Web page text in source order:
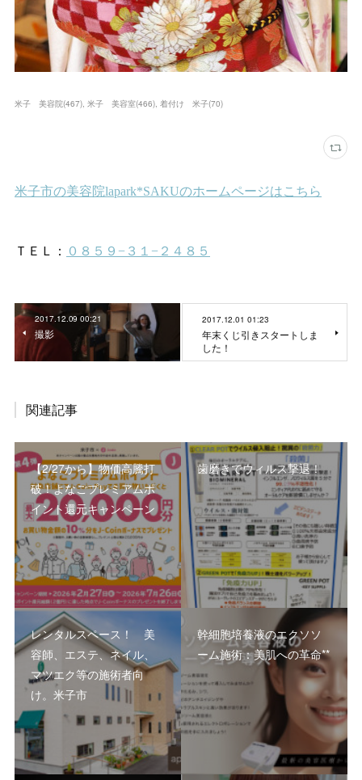
米子 美容院(467) 米子 美容室(466) 着付け 米子(70)
2017.12.09 00:21
撮影
2017.12.01 01:23
年末くじ引きスタートしま
した！
関連記事
【2/27から】物価高騰打
破！よなごプレミアムポ
イント還元キャンペーン
歯磨きでウィルス撃退！
レンタルスペース！ 美
容師、エステ、ネイル、
マツエク等の施術者向
け。米子市
幹細胞培養液のエクソソ
ーム施術：美肌への革命**